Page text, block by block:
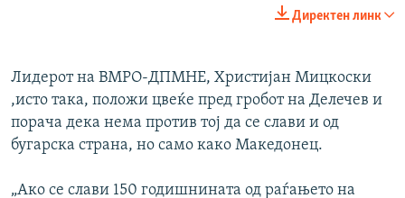
720p 1080p
720p
1080p
Директен линк
Лидерот на ВМРО-ДПМНЕ, Христијан Мицкоски
,исто така, положи цвеќе пред гробот на Делечев и
порача дека нема против тој да се слави и од
бугарска страна, но само како Македонец.
„Ако се слави 150 годишнината од раѓањето на